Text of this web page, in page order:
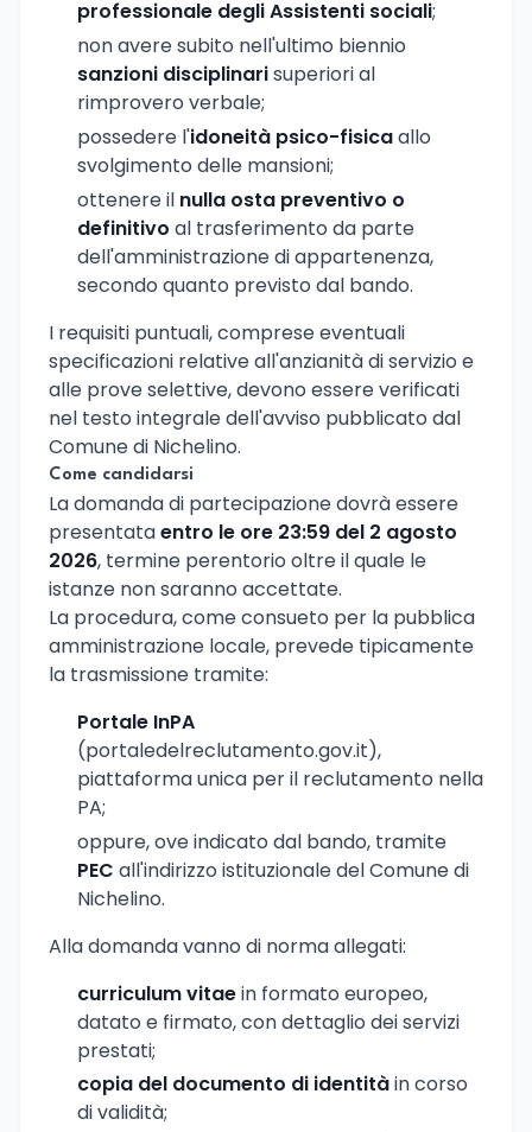
professionale degli Assistenti sociali;
non avere subito nell'ultimo biennio
sanzioni disciplinarisuperiori al
rimprovero verbale;
possedere l'idoneità psico-fisicaallo
svolgimento delle mansioni;
ottenere il nulla osta preventivo o
definitivo al trasferimento da parte
dell'amministrazione di appartenenza,
secondo quanto previsto dal bando.
I requisiti puntuali, comprese eventuali
specificazioni relative all'anzianità di servizio e
alle prove selettive, devono essere verificati
nel testo integrale dell'avviso pubblicato dal
Comune di Nichelino.
Come candidarsi
La domanda di partecipazione dovrà essere
presentataentro le ore 23:59 del 2 agosto
2026, termine perentorio oltre il quale le
istanze non saranno accettate.
La procedura, come consueto per la pubblica
amministrazione locale, prevede tipicamente
la trasmissione tramite:
Portale InPA
(portaledelreclutamento.gov.it),
piattaforma unica per il reclutamento nella
PA;
oppure, ove indicato dal bando, tramite
PEC all'indirizzo istituzionale del Comune di
Nichelino.
Alla domanda vanno di norma allegati:
curriculum vitaein formato europeo,
datato e firmato, con dettaglio dei servizi
prestati;
copia del documento di identitàin corso
di validità;